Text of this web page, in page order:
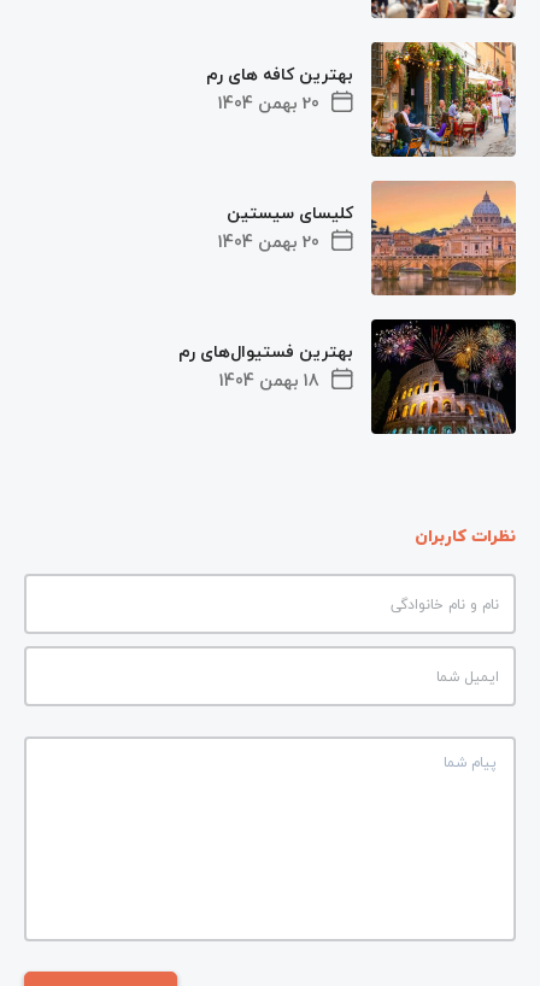
20 بهمن 1404
بهترین کافه های رم
20 بهمن 1404
کلیسای سیستین
18 بهمن 1404
بهترین فستیوال‌های رم
نظرات کاربران